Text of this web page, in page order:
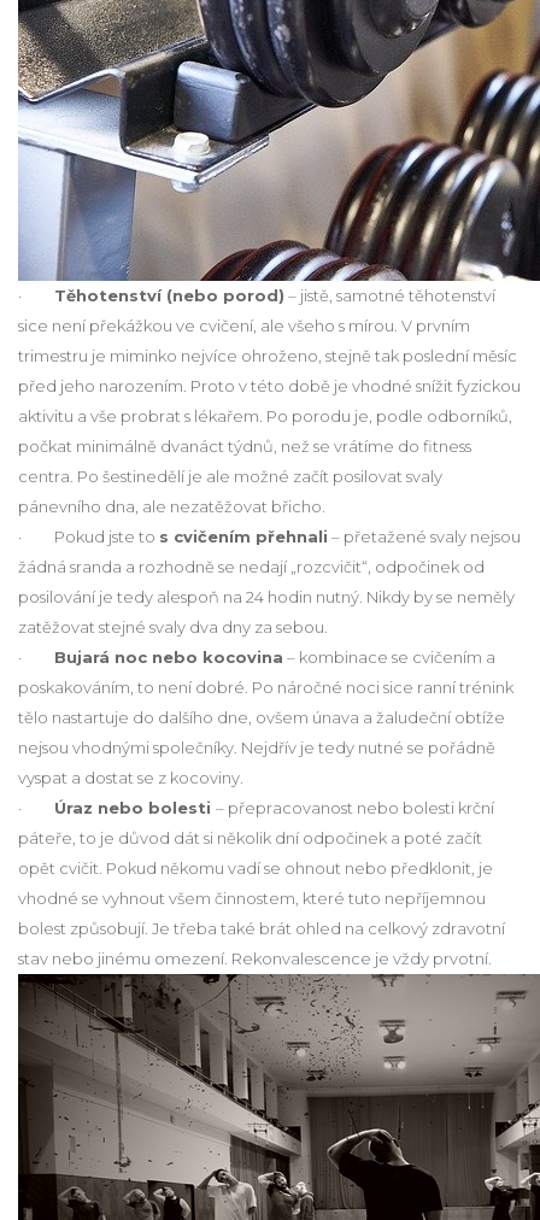
· Těhotenství (nebo porod) – jistě, samotné těhotenství
sice není překážkou ve cvičení, ale všeho s mírou. V prvním
trimestru je miminko nejvíce ohroženo, stejně tak poslední měsíc
před jeho narozením. Proto v této době je vhodné snížit fyzickou
aktivitu a vše probrat s lékařem. Po porodu je, podle odborníků,
počkat minimálně dvanáct týdnů, než se vrátíme do fitness
centra. Po šestinedělí je ale možné začít posilovat svaly
pánevního dna, ale nezatěžovat břicho.
· Pokud jste to s cvičením přehnali – přetažené svaly nejsou
žádná sranda a rozhodně se nedají „rozcvičit“, odpočinek od
posilování je tedy alespoň na 24 hodin nutný. Nikdy by se neměly
zatěžovat stejné svaly dva dny za sebou.
· Bujará noc nebo kocovina – kombinace se cvičením a
poskakováním, to není dobré. Po náročné noci sice ranní trénink
tělo nastartuje do dalšího dne, ovšem únava a žaludeční obtíže
nejsou vhodnými společníky. Nejdřív je tedy nutné se pořádně
vyspat a dostat se z kocoviny.
· Úraz nebo bolesti – přepracovanost nebo bolesti krční
páteře, to je důvod dát si několik dní odpočinek a poté začít
opět cvičit. Pokud někomu vadí se ohnout nebo předklonit, je
vhodné se vyhnout všem činnostem, které tuto nepříjemnou
bolest způsobují. Je třeba také brát ohled na celkový zdravotní
stav nebo jinému omezení. Rekonvalescence je vždy prvotní.